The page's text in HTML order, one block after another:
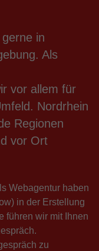
in
Als
vor allem für
Nordrhein
Regionen
vor Ort
Webagentur haben
in der Erstellung
führen wir mit Ihnen
zu